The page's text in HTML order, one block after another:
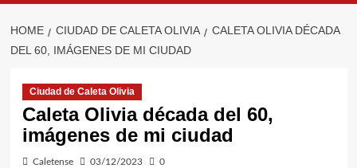
HOME CIUDAD DE CALETA OLIVIA
CALETA OLIVIA DÉCADA
DEL 60, IMÁGENES DE MI CIUDAD
Ciudad de Caleta Olivia
Caleta Olivia década del 60,
imágenes de mi ciudad
Caletense 03/12/2023 0